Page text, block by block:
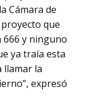
Cámara de
que
666 y ninguno
ya traía esta
llamar la
expresó